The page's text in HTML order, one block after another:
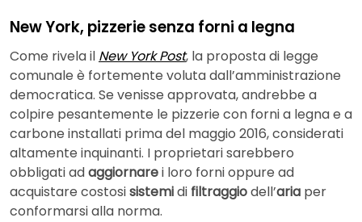
New York, pizzerie senza forni a legna
Come rivela il New York Post, la proposta di legge
comunale è fortemente voluta dall’amministrazione
democratica. Se venisse approvata, andrebbe a
colpire pesantemente le pizzerie con forni a legna e a
carbone installati prima del maggio 2016, considerati
altamente inquinanti. I proprietari sarebbero
obbligati adaggiornarei loro forni oppure ad
acquistare costosisistemidi filtraggiodell’aria per
conformarsi alla norma.